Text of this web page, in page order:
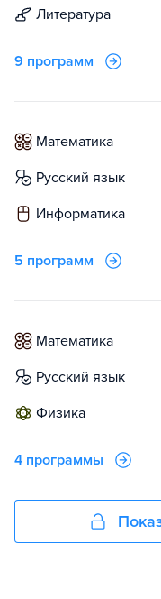
литература
9 программ
математика
русский язык
информатика
5 программ
математика
русский язык
физика
4 программы